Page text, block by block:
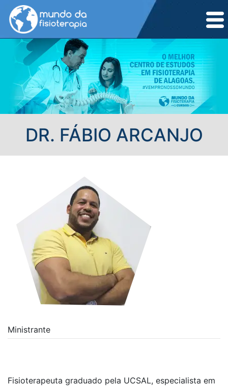
DR. FÁBIO ARCANJO
Ministrante
Fisioterapeuta graduado pela UCSAL, especialista em